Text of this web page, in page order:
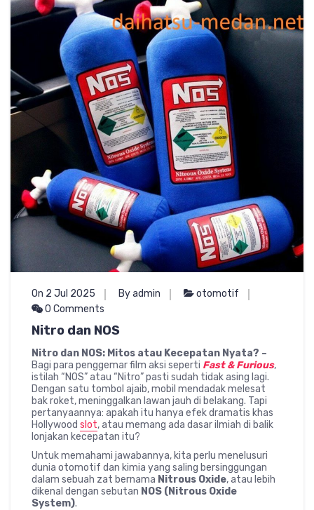
On 2 Jul 2025 By admin
otomotif
0 Comments
Nitro dan NOS
Nitro dan NOS: Mitos atau Kecepatan Nyata? –
Bagi para penggemar film aksi seperti Fast & Furious,
istilah “NOS” atau “Nitro” pasti sudah tidak asing lagi.
Dengan satu tombol ajaib, mobil mendadak melesat
bak roket, meninggalkan lawan jauh di belakang. Tapi
pertanyaannya: apakah itu hanya efek dramatis khas
Hollywood slot, atau memang ada dasar ilmiah di balik
lonjakan kecepatan itu?
Untuk memahami jawabannya, kita perlu menelusuri
dunia otomotif dan kimia yang saling bersinggungan
dalam sebuah zat bernama Nitrous Oxide, atau lebih
dikenal dengan sebutan NOS (Nitrous Oxide
System).